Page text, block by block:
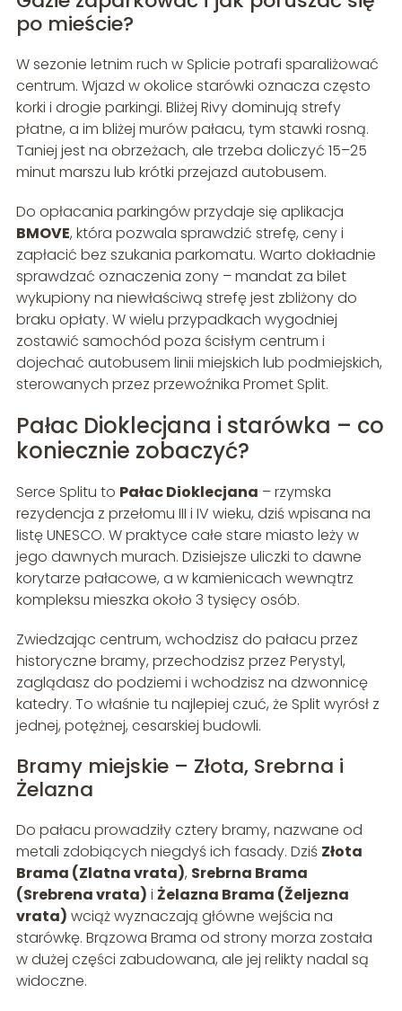
po mieście?
W sezonie letnim ruch w Splicie potrafi sparaliżować
centrum. Wjazd w okolice starówki oznacza często
korki i drogie parkingi. Bliżej Rivy dominują strefy
płatne, a im bliżej murów pałacu, tym stawki rosną.
Taniej jest na obrzeżach, ale trzeba doliczyć 15–25
minut marszu lub krótki przejazd autobusem.
Do opłacania parkingów przydaje się aplikacja
BMOVE, która pozwala sprawdzić strefę, ceny i
zapłacić bez szukania parkomatu. Warto dokładnie
sprawdzać oznaczenia zony – mandat za bilet
wykupiony na niewłaściwą strefę jest zbliżony do
braku opłaty. W wielu przypadkach wygodniej
zostawić samochód poza ścisłym centrum i
dojechać autobusem linii miejskich lub podmiejskich,
sterowanych przez przewoźnika Promet Split.
Pałac Dioklecjana i starówka – co
koniecznie zobaczyć?
Serce Splitu to Pałac Dioklecjana – rzymska
rezydencja z przełomu III i IV wieku, dziś wpisana na
listę UNESCO. W praktyce całe stare miasto leży w
jego dawnych murach. Dzisiejsze uliczki to dawne
korytarze pałacowe, a w kamienicach wewnątrz
kompleksu mieszka około 3 tysięcy osób.
Zwiedzając centrum, wchodzisz do pałacu przez
historyczne bramy, przechodzisz przez Perystyl,
zaglądasz do podziemi i wchodzisz na dzwonnicę
katedry. To właśnie tu najlepiej czuć, że Split wyrósł z
jednej, potężnej, cesarskiej budowli.
Bramy miejskie – Złota, Srebrna i
Żelazna
Do pałacu prowadziły cztery bramy, nazwane od
metali zdobiących niegdyś ich fasady. Dziś Złota
Brama (Zlatna vrata), Srebrna Brama
(Srebrena vrata) i Żelazna Brama (Željezna
vrata) wciąż wyznaczają główne wejścia na
starówkę. Brązowa Brama od strony morza została
w dużej części zabudowana, ale jej relikty nadal są
widoczne.